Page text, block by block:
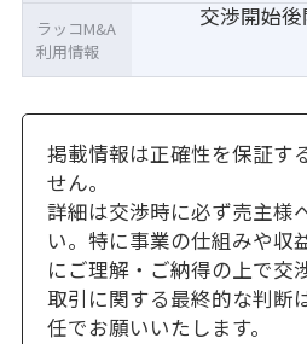
交渉開始
ラッコM&A
利用情報
掲載情報は正確性を保証す
せん。
詳細は交渉時に必ず売主様
い。特に事業の仕組みや収
にご理解・ご納得の上で交
取引に関する最終的な判断
任でお願いいたします。